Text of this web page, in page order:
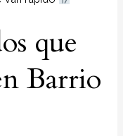
que
Barrio